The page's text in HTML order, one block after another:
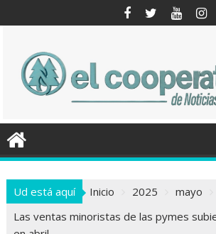
al
Ud está aquí Inicio 2025 mayo
Las ventas minoristas de las pymes